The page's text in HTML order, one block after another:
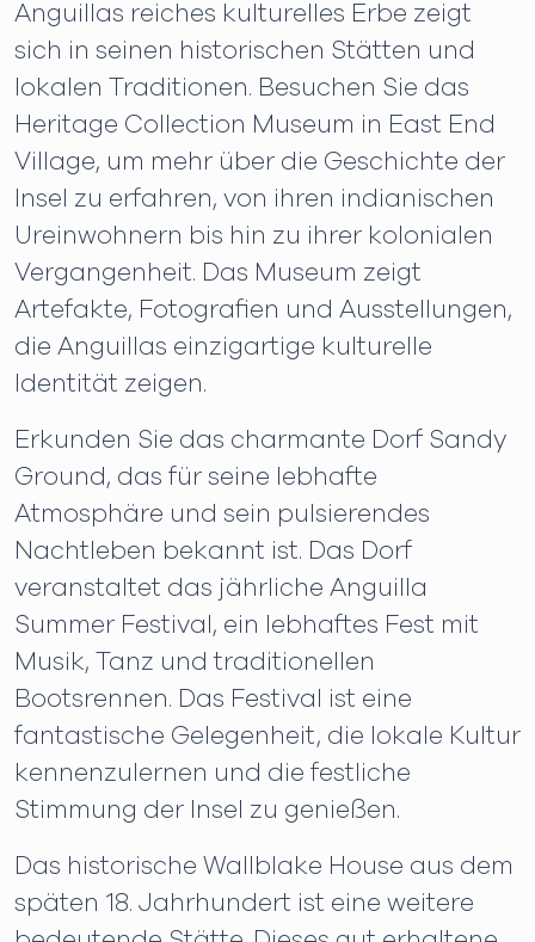
Anguillas reiches kulturelles Erbe zeigt
sich in seinen historischen Stätten und
lokalen Traditionen. Besuchen Sie das
Heritage Collection Museum in East End
Village, um mehr über die Geschichte der
Insel zu erfahren, von ihren indianischen
Ureinwohnern bis hin zu ihrer kolonialen
Vergangenheit. Das Museum zeigt
Artefakte, Fotografien und Ausstellungen,
die Anguillas einzigartige kulturelle
Identität zeigen.
Erkunden Sie das charmante Dorf Sandy
Ground, das für seine lebhafte
Atmosphäre und sein pulsierendes
Nachtleben bekannt ist. Das Dorf
veranstaltet das jährliche Anguilla
Summer Festival, ein lebhaftes Fest mit
Musik, Tanz und traditionellen
Bootsrennen. Das Festival ist eine
fantastische Gelegenheit, die lokale Kultur
kennenzulernen und die festliche
Stimmung der Insel zu genießen.
Das historische Wallblake House aus dem
späten 18. Jahrhundert ist eine weitere